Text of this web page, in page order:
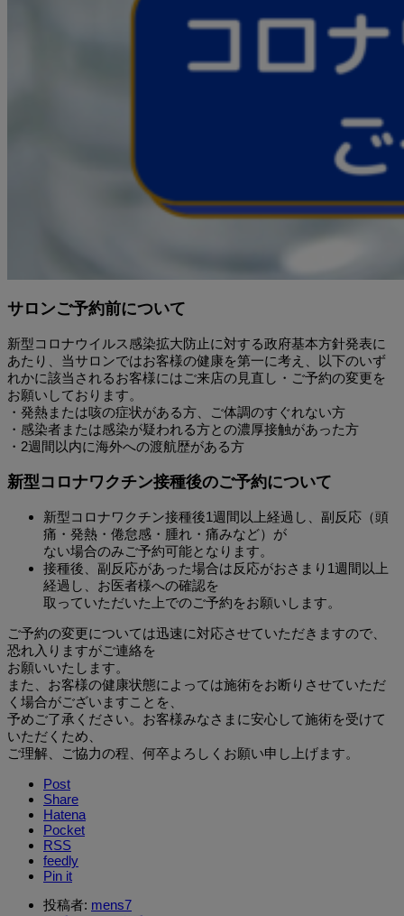
サロンご予約前について
新型コロナウイルス感染拡大防止に対する政府基本方針発表に
あた り、当サロンではお客様の健康を第一に考え、以下のいず
れかに該当されるお客様にはご来店の見直し・ご予約の変更を
お願いしてお ります。
・発熱または咳の症状がある方、ご体調のすぐれない方
・感染者または感染が疑われる方との濃厚接触があった方
・2週間以内に海外への渡航歴がある方
新型コロナワクチン接種後のご予約について
新型コロナワクチン接種後1週間以上経過し、副反応（頭
痛・発熱・倦怠感・腫れ・痛みなど）が
ない場合のみご予約可能となります。
接種後、副反応があった場合は反応がおさまり1週間以上
経過し、お医者様への確認を
取っていただいた上でのご予約をお願いします。
ご予約の変更については迅速に対応させていただきますので、
恐れ入りますがご連絡を
お願いいたします。
また、お客様の健康状態に よっては施術をお断りさせていただ
く場合がございますことを、
予めご了承ください。お客様みなさまに安心して施術を受けて
いただくため、
ご理解、ご協力の程、何卒よろしくお願い申し上げます。
Post
Share
Hatena
Pocket
RSS
feedly
Pin it
投稿者: mens7